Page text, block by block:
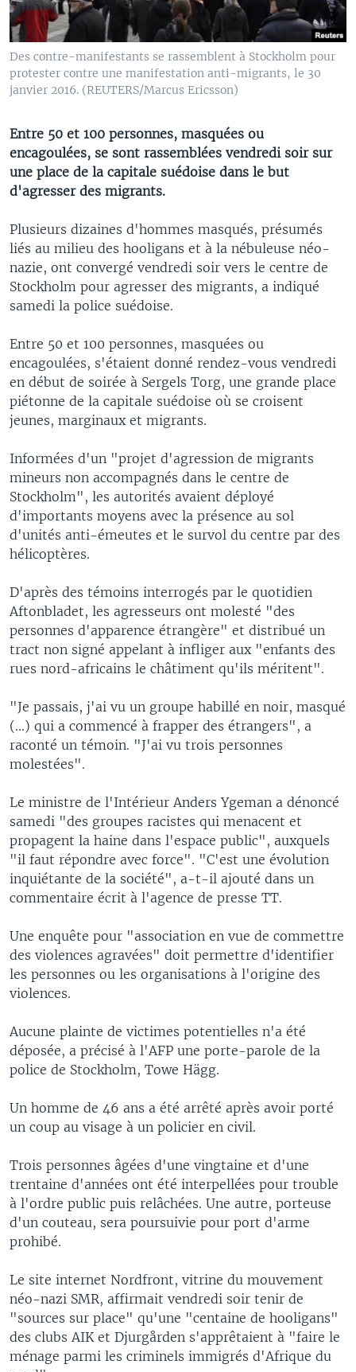
Des contre-manifestants se rassemblent à Stockholm pour
protester contre une manifestation anti-migrants, le 30
janvier 2016. (REUTERS/Marcus Ericsson)
Entre 50 et 100 personnes, masquées ou
encagoulées, se sont rassemblées vendredi soir sur
une place de la capitale suédoise dans le but
d'agresser des migrants.
Plusieurs dizaines d'hommes masqués, présumés
liés au milieu des hooligans et à la nébuleuse néo-
nazie, ont convergé vendredi soir vers le centre de
Stockholm pour agresser des migrants, a indiqué
samedi la police suédoise.
Entre 50 et 100 personnes, masquées ou
encagoulées, s'étaient donné rendez-vous vendredi
en début de soirée à Sergels Torg, une grande place
piétonne de la capitale suédoise où se croisent
jeunes, marginaux et migrants.
Informées d'un "projet d'agression de migrants
mineurs non accompagnés dans le centre de
Stockholm", les autorités avaient déployé
d'importants moyens avec la présence au sol
d'unités anti-émeutes et le survol du centre par des
hélicoptères.
D'après des témoins interrogés par le quotidien
Aftonbladet, les agresseurs ont molesté "des
personnes d'apparence étrangère" et distribué un
tract non signé appelant à infliger aux "enfants des
rues nord-africains le châtiment qu'ils méritent".
"Je passais, j'ai vu un groupe habillé en noir, masqué
(...) qui a commencé à frapper des étrangers", a
raconté un témoin. "J'ai vu trois personnes
molestées".
Le ministre de l'Intérieur Anders Ygeman a dénoncé
samedi "des groupes racistes qui menacent et
propagent la haine dans l'espace public", auxquels
"il faut répondre avec force". "C'est une évolution
inquiétante de la société", a-t-il ajouté dans un
commentaire écrit à l'agence de presse TT.
Une enquête pour "association en vue de commettre
des violences agravées" doit permettre d'identifier
les personnes ou les organisations à l'origine des
violences.
Aucune plainte de victimes potentielles n'a été
déposée, a précisé à l'AFP une porte-parole de la
police de Stockholm, Towe Hägg.
Un homme de 46 ans a été arrêté après avoir porté
un coup au visage à un policier en civil.
Trois personnes âgées d'une vingtaine et d'une
trentaine d'années ont été interpellées pour trouble
à l'ordre public puis relâchées. Une autre, porteuse
d'un couteau, sera poursuivie pour port d'arme
prohibé.
Le site internet Nordfront, vitrine du mouvement
néo-nazi SMR, affirmait vendredi soir tenir de
"sources sur place" qu'une "centaine de hooligans"
des clubs AIK et Djurgården s'apprêtaient à "faire le
ménage parmi les criminels immigrés d'Afrique du